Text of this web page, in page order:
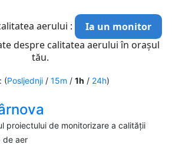
aerului :
Ia un monitor
despre calitatea aerului în orașul
tău.
(Posljednji/ 15m / 1h / 24h)
proiectului de monitorizare a calității
de aer